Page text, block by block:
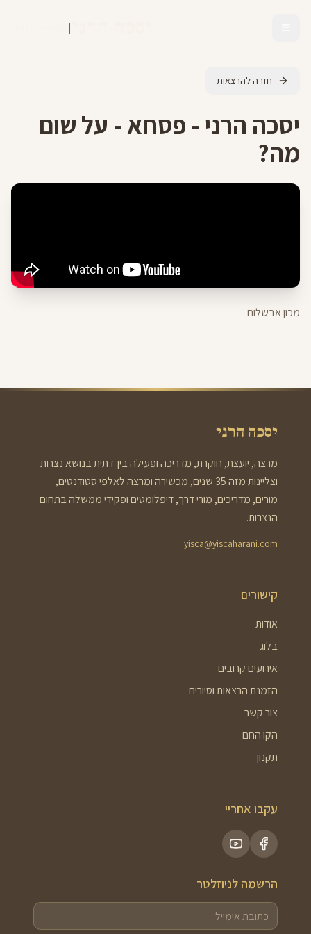
|
חזרה להרצאות
יסכה הרני - פסחא - על שום
מה?
מכון אבשלום
יסכה הרני
מרצה, יועצת, חוקרת, מדריכה ופעילה בין-דתית בנושא נצרות
וצליינות מזה 35 שנים, מכשירה ומרצה לאלפי סטודנטים,
מורים, מדריכים, מורי דרך, דיפלומטים ופקידי ממשלה בתחום
הנצרות.
yisca@yiscaharani.com
קישורים
אודות
בלוג
אירועים קרובים
הזמנת הרצאות וסיורים
צור קשר
הקו החם
תקנון
עקבו אחריי
הרשמה לניוזלטר